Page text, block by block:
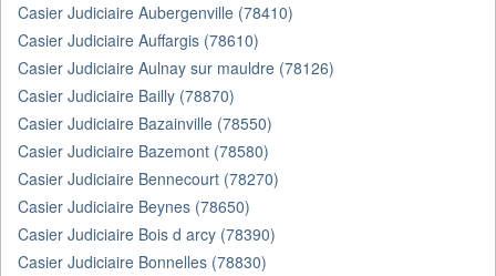
Casier Judiciaire Aubergenville (78410)
Casier Judiciaire Auffargis (78610)
Casier Judiciaire Aulnay sur mauldre (78126)
Casier Judiciaire Bailly (78870)
Casier Judiciaire Bazainville (78550)
Casier Judiciaire Bazemont (78580)
Casier Judiciaire Bennecourt (78270)
Casier Judiciaire Beynes (78650)
Casier Judiciaire Bois d arcy (78390)
Casier Judiciaire Bonnelles (78830)